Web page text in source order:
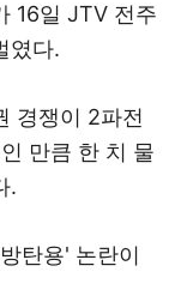
16일 JTV 전주
였다.
경쟁이 2파전
만큼 한 치 물
.
탄용' 논란이